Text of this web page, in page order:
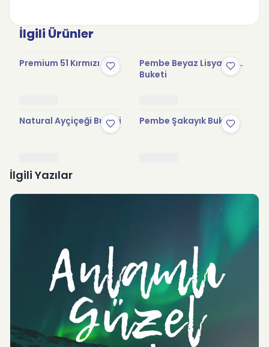
İlgili Ürünler
Premium 51 Kırmızı Gül
Natural Ayçiçeği Buketi
Pembe Beyaz Lisyantus
Buketi
Pembe Şakayık Buketi
İlgili Yazılar